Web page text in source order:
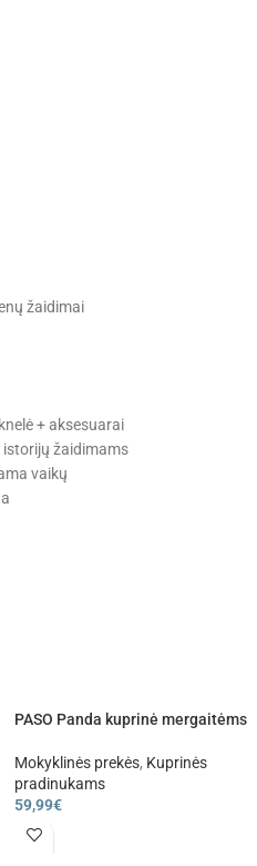
žaidimai
+ aksesuarai
istorijų žaidimams
vaikų
PASO Panda kuprinė mergaitėms
Mokyklinės prekės, Kuprinės
pradinukams
59,99€